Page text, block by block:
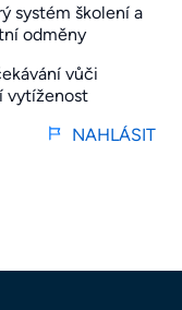
systém školení a
odměny
vůči
vytíženost
NAHLÁSIT